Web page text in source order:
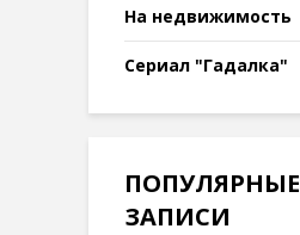
На недвижимость
Сериал "Гадалка"
ПОПУЛЯРНЫЕ
ЗАПИСИ